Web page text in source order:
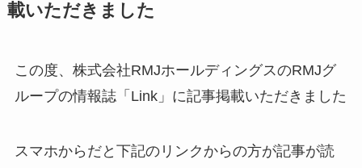
載いただきました
この度、株式会社RMJホールディングスのRMJグ
ループの情報誌「Link」に記事掲載いただきました
スマホからだと下記のリンクからの方が記事が読